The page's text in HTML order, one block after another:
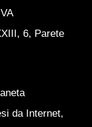
6, Parete
da Internet,